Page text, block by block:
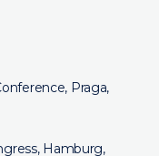
Praga,
Hamburg,